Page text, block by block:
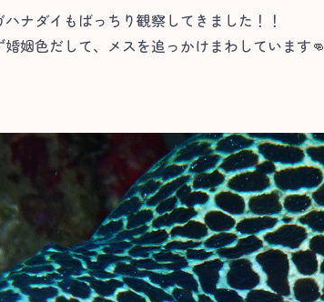
ナダイもばっちり観察してきました！！
姻色だして、メスを追っかけまわしています👊